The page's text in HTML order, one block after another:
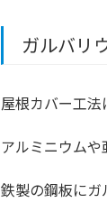
ガルバリ
屋根カバー工法
アルミニウムや
鉄製の鋼板にガ